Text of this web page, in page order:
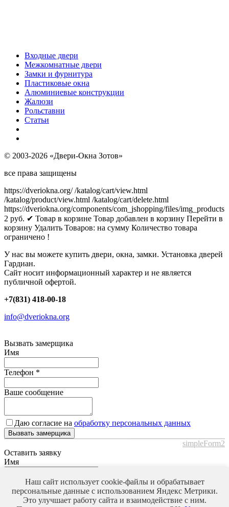
Входные двери
Межкомнатные двери
Замки и фурнитура
Пластиковые окна
Алюминиевые конструкции
Жалюзи
Рольставни
Статьи
© 2003-2026 «Двери-Окна Зотов»
все права защищены
https://dveriokna.org/ /katalog/cart/view.html
/katalog/product/view.html /katalog/cart/delete.html
https://dveriokna.org/components/com_jshopping/files/img_products
2 руб. ✔ Товар в корзине Товар добавлен в корзину Перейти в
корзину Удалить Товаров: на сумму Количество товара
ограничено !
У нас вы можете купить двери, окна, замки. Установка дверей
Гардиан.
Сайт носит информационный характер и не является
публичной офертой.
+7(831) 418-00-18
info@dveriokna.org
Вызвать замерщика
Имя
Телефон *
Ваше сообщение
Даю согласие на обработку персональных данных
Вызвать замерщика
simpleForm2
Оставить заявку
Имя
Телефон*
Ваше сообщение
Наш сайт использует cookie-файлы и обрабатывает
персональные данные с использованием Яндекс Метрики.
Это улучшает работу сайта и взаимодействие с ним.